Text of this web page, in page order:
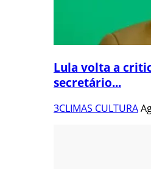
Lula volta a
secretário...
3CLIMAS CULTURA